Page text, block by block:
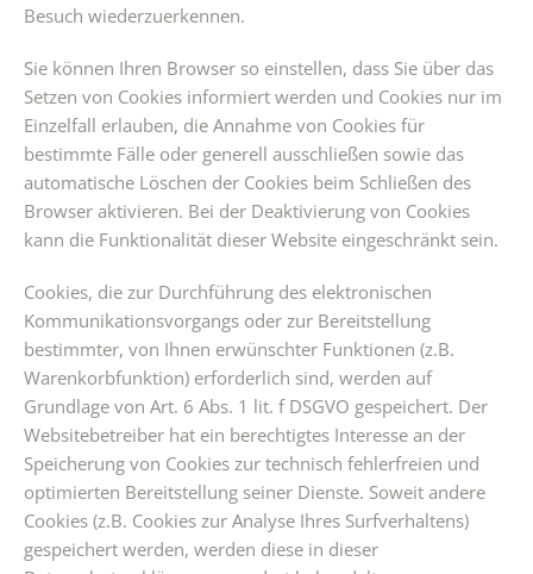
Besuch wiederzuerkennen.
Sie können Ihren Browser so einstellen, dass Sie über das
Setzen von Cookies informiert werden und Cookies nur im
Einzelfall erlauben, die Annahme von Cookies für
bestimmte Fälle oder generell ausschließen sowie das
automatische Löschen der Cookies beim Schließen des
Browser aktivieren. Bei der Deaktivierung von Cookies
kann die Funktionalität dieser Website eingeschränkt sein.
Cookies, die zur Durchführung des elektronischen
Kommunikationsvorgangs oder zur Bereitstellung
bestimmter, von Ihnen erwünschter Funktionen (z.B.
Warenkorbfunktion) erforderlich sind, werden auf
Grundlage von Art. 6 Abs. 1 lit. f DSGVO gespeichert. Der
Websitebetreiber hat ein berechtigtes Interesse an der
Speicherung von Cookies zur technisch fehlerfreien und
optimierten Bereitstellung seiner Dienste. Soweit andere
Cookies (z.B. Cookies zur Analyse Ihres Surfverhaltens)
gespeichert werden, werden diese in dieser